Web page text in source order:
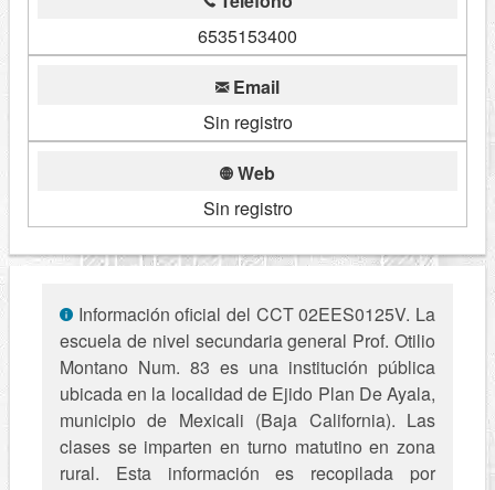
6535153400
Email
Sin registro
Web
Sin registro
Información oficial del CCT 02EES0125V. La
escuela de nivel secundaria general Prof. Otilio
Montano Num. 83 es una institución pública
ubicada en la localidad de Ejido Plan De Ayala,
municipio de Mexicali (Baja California). Las
clases se imparten en turno matutino en zona
rural. Esta información es recopilada por